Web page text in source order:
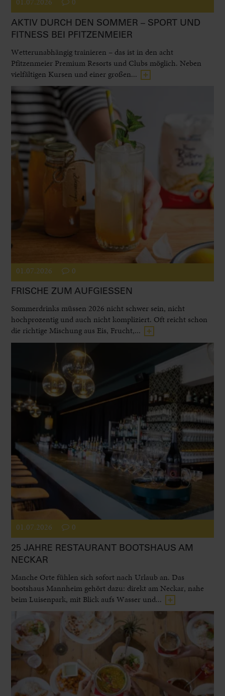
AKTIV DURCH DEN SOMMER – SPORT UND
FITNESS BEI PFITZENMEIER
Wetterunabhängig trainieren – das ist in den acht
Pfitzenmeier Premium Resorts und Clubs möglich. Neben
vielfältigen Kursen und einer großen...
01.07.2026 0
FRISCHE ZUM AUFGIESSEN
Sommerdrinks müssen 2026 nicht schwer sein, nicht
hochprozentig und auch nicht kompliziert. Oft reicht schon
die richtige Mischung aus Eis, Frucht,...
01.07.2026 0
25 JAHRE RESTAURANT BOOTSHAUS AM
NECKAR
Manche Orte fühlen sich sofort nach Urlaub an. Das
bootshaus Mannheim gehört dazu: direkt am Neckar, nahe
beim Luisenpark, mit Blick aufs Wasser und...